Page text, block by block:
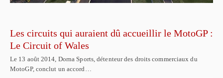
Les circuits qui auraient dû accueillir le MotoGP :
Le Circuit of Wales
Le 13 août 2014, Dorna Sports, détenteur des droits commerciaux du
MotoGP, conclut un accord…